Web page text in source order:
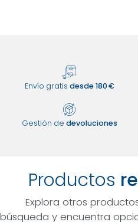
Envío gratis desde 180 €
Gestión de devoluciones
Productos
Explora otros
búsqueda y encuentra